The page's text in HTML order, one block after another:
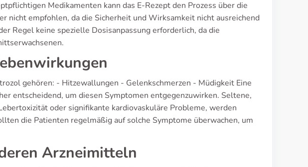
Medikamenten kann das E-Rezept den Prozess über die
nicht empfohlen, da die Sicherheit und Wirksamkeit nicht ausreichend
Regel keine spezielle Dosisanpassung erforderlich, da die
gehören: - Hitzewallungen - Gelenkschmerzen - Müdigkeit Eine
entscheidend, um diesen Symptomen entgegenzuwirken. Seltene,
oder signifikante kardiovaskuläre Probleme, werden
die Patienten regelmäßig auf solche Symptome überwachen, um
Arzneimitteln